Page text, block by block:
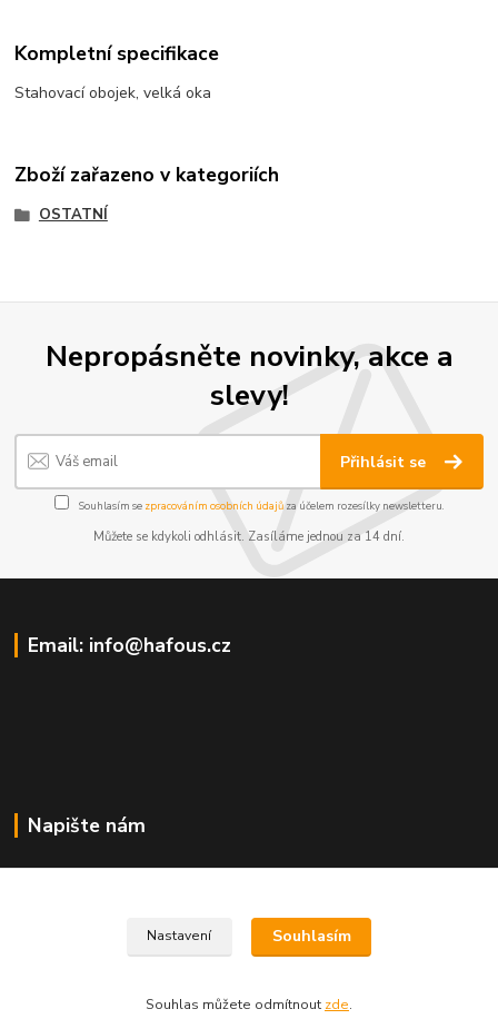
Kompletní specifikace
Stahovací obojek, velká oka
Zboží zařazeno v kategoriích
OSTATNÍ
Nepropásněte novinky, akce a
slevy!
Přihlásit se
Souhlasím se zpracováním osobních údajůza účelem rozesílky newsletteru.
Můžete se kdykoli odhlásit. Zasíláme jednou za 14 dní.
Email: info@hafous.cz
Napište nám
Nastavení Souhlasím
Souhlas můžete odmítnout zde.